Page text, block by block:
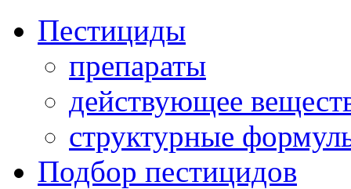
Пестициды
препараты
действующее
структурные
Подбор пестицидов